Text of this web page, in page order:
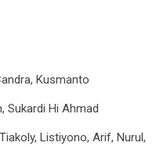
Kusmanto
Sukardi Hi Ahmad
Listiyono, Arif, Nurul,